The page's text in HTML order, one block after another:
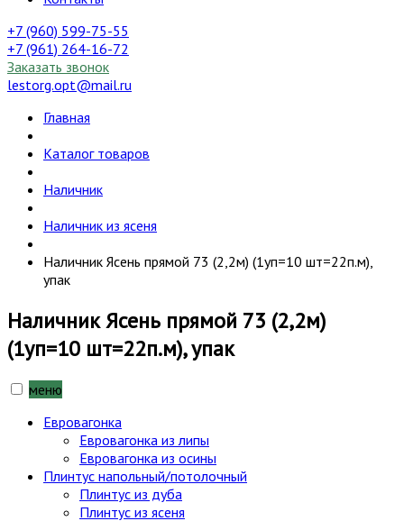
+7 (960) 599-75-55
+7 (961) 264-16-72
Заказать звонок
lestorg.opt@mail.ru
Главная
Каталог товаров
Наличник
Наличник из ясеня
Наличник Ясень прямой 73 (2,2м) (1уп=10 шт=22п.м),
упак
Наличник Ясень прямой 73 (2,2м)
(1уп=10 шт=22п.м), упак
меню
Евровагонка
Евровагонка из липы
Евровагонка из осины
Плинтус напольный/потолочный
Плинтус из дуба
Плинтус из ясеня